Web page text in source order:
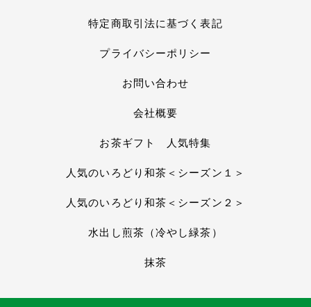
特定商取引法に基づく表記
プライバシーポリシー
お問い合わせ
会社概要
お茶ギフト 人気特集
人気のいろどり和茶＜シーズン１＞
人気のいろどり和茶＜シーズン２＞
水出し煎茶（冷やし緑茶）
抹茶